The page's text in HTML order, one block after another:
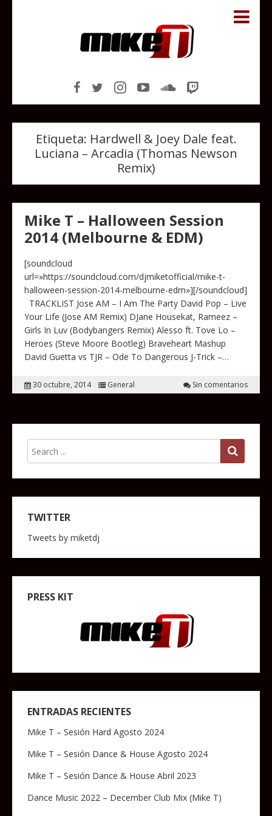
Etiqueta: Hardwell & Joey Dale feat.
Luciana – Arcadia (Thomas Newson
Remix)
Mike T – Halloween Session
2014 (Melbourne & EDM)
[soundcloud
url=»https://soundcloud.com/djmiketofficial/mike-t-
halloween-session-2014-melbourne-edm»][/soundcloud]
TRACKLIST Jose AM – I Am The Party David Pop – Live
Your Life (Jose AM Remix) DJane Housekat, Rameez –
Girls In Luv (Bodybangers Remix) Alesso ft. Tove Lo –
Heroes (Steve Moore Bootleg) Braveheart Mashup
David Guetta vs TJR – Ode To Dangerous J-Trick –…
30 octubre, 2014 General Sin comentarios
TWITTER
Tweets by miketdj
PRESS KIT
ENTRADAS RECIENTES
Mike T – Sesión Hard Agosto 2024
Mike T – Sesión Dance & House Agosto 2024
Mike T – Sesión Dance & House Abril 2023
Dance Music 2022 – December Club Mix (Mike T)